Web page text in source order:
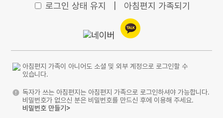
로그인 상태 유지 아침편지 가족되기
아침편지 가족이 아니어도 소셜 및 외부 계정으로 로그인할 수
있습니다.
독자가 쓰는 아침편지는 아침편지 가족으로 로그인하셔야 가능합니다.
비밀번호가 없으신 분은 비밀번호를 만드신 후에 이용해 주세요.
비밀번호 만들기>